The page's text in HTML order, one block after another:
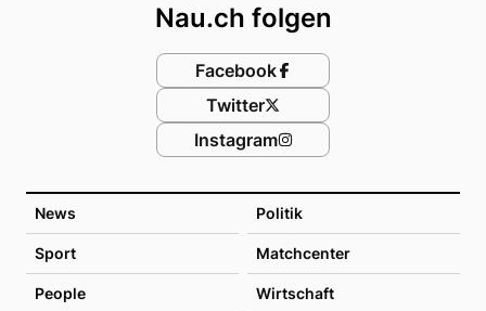
News Politik
Sport Matchcenter
People Wirtschaft
Nau.ch folgen
Facebook
Twitter
Instagram